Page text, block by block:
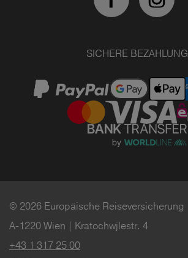
SICHERE BEZAHLUNG
© 2026 Europäische Reiseversicherung
A-1220 Wien | Kratochwjlestr. 4
+43 1 317 25 00